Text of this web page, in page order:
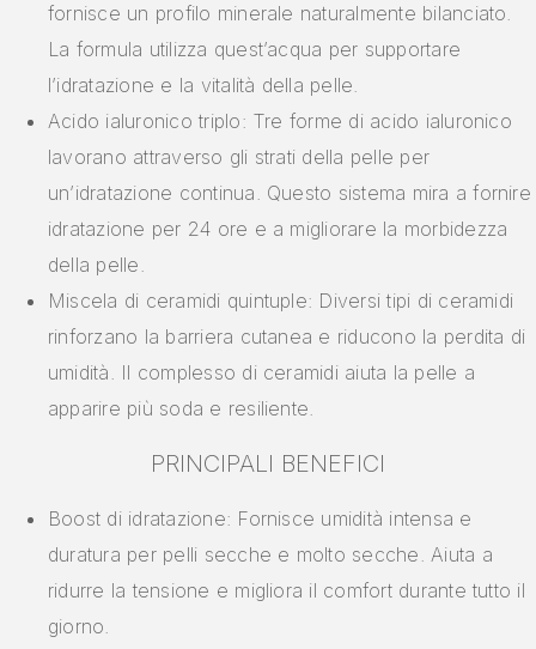
fornisce un profilo minerale naturalmente bilanciato.
La formula utilizza quest’acqua per supportare
l’idratazione e la vitalità della pelle.
Acido ialuronico triplo: Tre forme di acido ialuronico
lavorano attraverso gli strati della pelle per
un’idratazione continua. Questo sistema mira a fornire
idratazione per 24 ore e a migliorare la morbidezza
della pelle.
Miscela di ceramidi quintuple: Diversi tipi di ceramidi
rinforzano la barriera cutanea e riducono la perdita di
umidità. Il complesso di ceramidi aiuta la pelle a
apparire più soda e resiliente.
PRINCIPALI BENEFICI
Boost di idratazione: Fornisce umidità intensa e
duratura per pelli secche e molto secche. Aiuta a
ridurre la tensione e migliora il comfort durante tutto il
giorno.